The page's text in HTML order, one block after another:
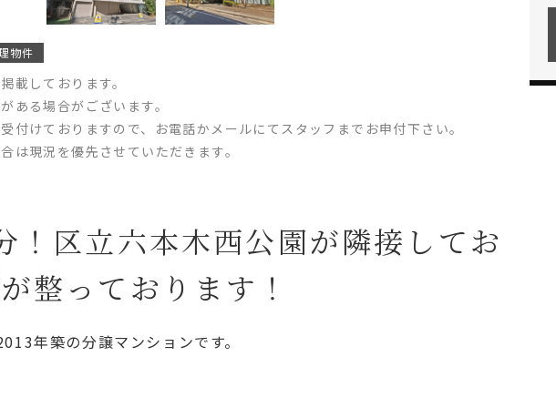
物件
載しております。
ある場合がございます。
付けておりますので、お電話かメールにてスタッフまでお申付下さい。
は現況を優先させていただきます。
！区立六本木西公園が隣接してお
整っております！
年築の分譲マンションです。